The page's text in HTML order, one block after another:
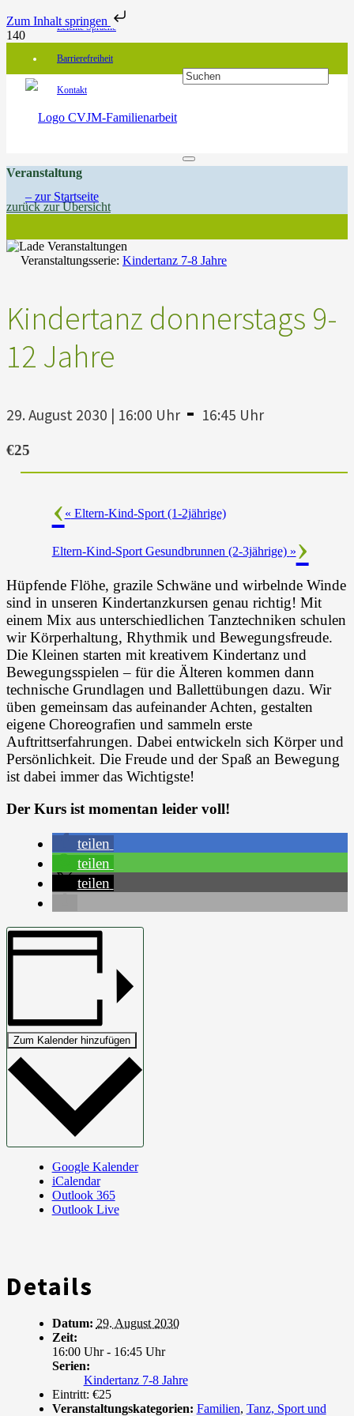
Zum Inhalt springen
Leichte Sprache
Barrierefreiheit
Kontakt
Veranstaltung
zurück zur Übersicht
Veranstaltungsserie: Kindertanz 7-8 Jahre
Kindertanz donnerstags 9-
12 Jahre
29. August 2030 | 16:00 Uhr - 16:45 Uhr
€25
« Eltern-Kind-Sport (1-2jährige)
Eltern-Kind-Sport Gesundbrunnen (2-3jährige) »
Hüpfende Flöhe, grazile Schwäne und wirbelnde Winde
sind in unseren Kindertanzkursen genau richtig! Mit
einem Mix aus unterschiedlichen Tanztechniken schulen
wir Körperhaltung, Rhythmik und Bewegungsfreude.
Die Kleinen starten mit kreativem Kindertanz und
Bewegungsspielen – für die Älteren kommen dann
technische Grundlagen und Ballettübungen dazu. Wir
üben gemeinsam das aufeinander Achten, gestalten
eigene Choreografien und sammeln erste
Auftrittserfahrungen. Dabei entwickeln sich Körper und
Persönlichkeit. Die Freude und der Spaß an Bewegung
ist dabei immer das Wichtigste!
Der Kurs ist momentan leider voll!
teilen
teilen
teilen
Zum Kalender hinzufügen
Google Kalender
iCalendar
Outlook 365
Outlook Live
Details
Datum: 29. August 2030
Zeit:
16:00 Uhr - 16:45 Uhr
Serien:
Kindertanz 7-8 Jahre
Eintritt: €25
Veranstaltungskategorien: Familien, Tanz, Sport und